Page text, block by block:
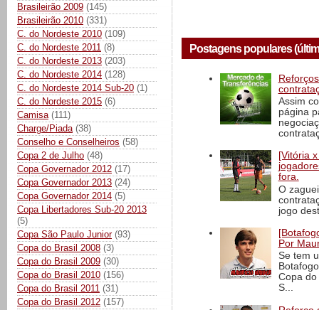
Brasileirão 2009 (145)
Brasileirão 2010 (331)
C. do Nordeste 2010 (109)
C. do Nordeste 2011 (8)
C. do Nordeste 2013 (203)
C. do Nordeste 2014 (128)
C. do Nordeste 2014 Sub-20 (1)
C. do Nordeste 2015 (6)
Camisa (111)
Charge/Piada (38)
Conselho e Conselheiros (58)
Copa 2 de Julho (48)
Copa Governador 2012 (17)
Copa Governador 2013 (24)
Copa Governador 2014 (5)
Copa Libertadores Sub-20 2013
(5)
Copa São Paulo Junior (93)
Copa do Brasil 2008 (3)
Copa do Brasil 2009 (30)
Copa do Brasil 2010 (156)
Copa do Brasil 2011 (31)
Copa do Brasil 2012 (157)
Postagens populares
Assim
página
[Vitória
fora.
O
jogo
Por
Se tem
Copa
S...